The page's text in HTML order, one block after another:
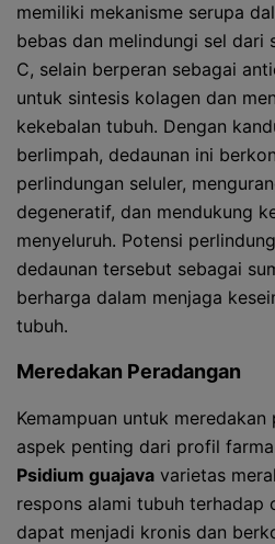
memiliki mekanisme serupa
bebas dan melindungi sel dari
C, selain berperan sebagai
untuk sintesis kolagen dan
kekebalan tubuh. Dengan
berlimpah, dedaunan ini
perlindungan seluler,
degeneratif, dan mendukung
menyeluruh. Potensi
dedaunan tersebut sebagai
berharga dalam menjaga
tubuh.
Meredakan Peradangan
Kemampuan untuk
aspek penting dari profil
Psidium guajava varietas
respons alami tubuh terhadap
dapat menjadi kronis dan